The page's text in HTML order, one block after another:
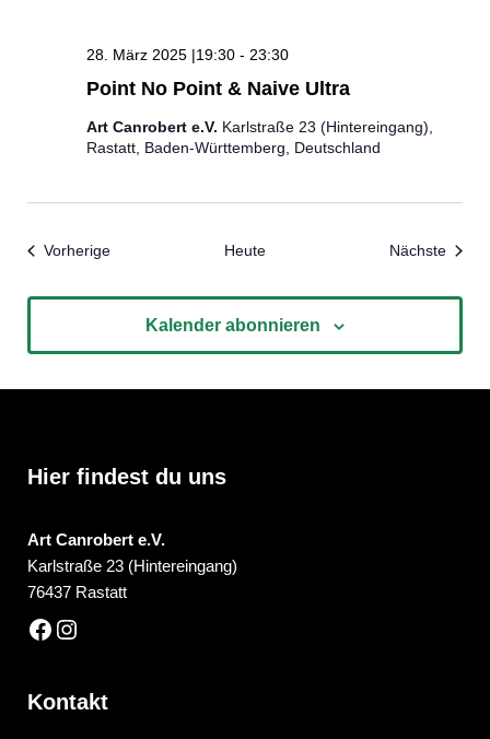
Point No Point & Naive Ultra
28. März 2025 |19:30 - 23:30
Art Canrobert e.V. Karlstraße 23 (Hintereingang),
Rastatt, Baden-Württemberg, Deutschland
VorherigeVeranstaltungen Heute Nächste
Kalender abonnieren
Hier findest du uns
Art Canrobert e.V.
Karlstraße 23 (Hintereingang)
76437 Rastatt
Kontakt